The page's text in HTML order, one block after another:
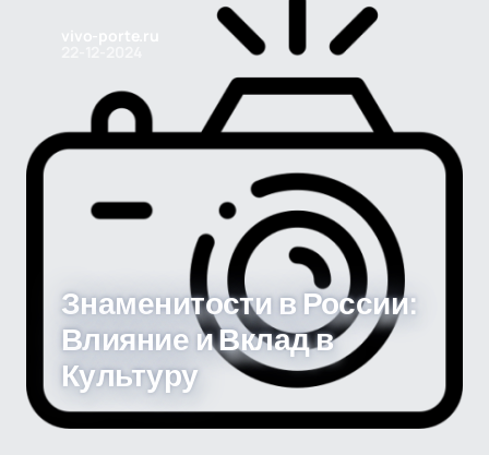
Знаменитости в России:
Влияние и Вклад в
Культуру